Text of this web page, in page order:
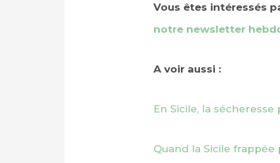
Vous êtes intéressés
notre newsletter
A voir aussi :
En Sicile, la
Quand la Sicile frappée